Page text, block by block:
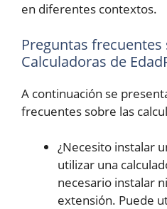
en diferentes contextos.
Preguntas frecuentes
Calculadoras de
A continuación se
frecuentes sobre las
¿Necesito instalar
utilizar una
necesario instalar
extensión. Puede